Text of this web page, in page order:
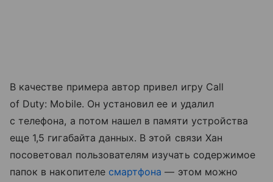
В качестве примера автор привел игру Call
of Duty: Mobile. Он установил ее и удалил
с телефона, а потом нашел в памяти устройства
еще 1,5 гигабайта данных. В этой связи Хан
посоветовал пользователям изучать содержимое
папок в накопителе смартфона — этом можно